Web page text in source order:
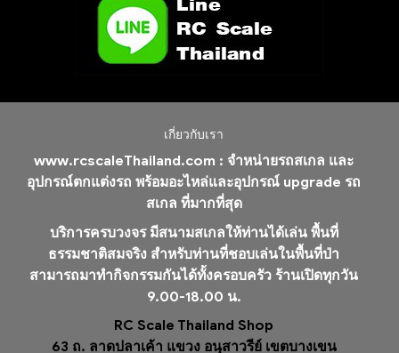
เกี่ยวกับเรา
www.rcscaleThailand.com : จำหน่ายรถสเกล และ
อุปกรณ์ตกแต่งรถ พร้อมอะไหล่และอุปกรณ์ upgrade รถ
สเกล ที่มากที่สุด
บริการครบวงจร มีสนามสเกลให้ท่านได้เล่น พื้นที่
ธรรมชาติสมจริง สำหรับท่านที่ชอบเล่นในพื้นที่ป่า
สามารถมาทำกิจกรรมกันได้ทั้งครอบครัว ร้านเปิดทุกวัน
9.00-18.00 น.
RC Scale Thailand Shop
63 ถ. ลาดปลาเค้า แขวง อนุสาวรีย์ เขตบางเขน